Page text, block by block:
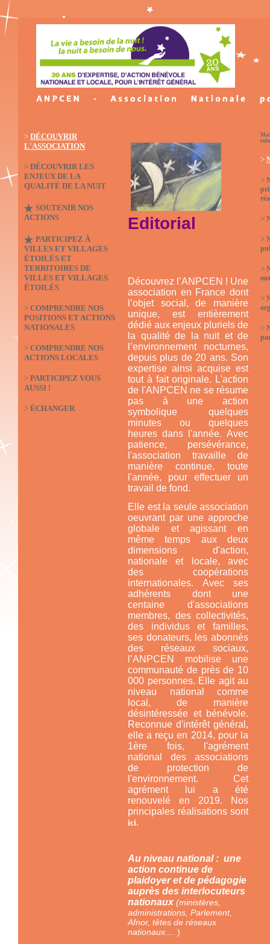
> DÉCOUVRIR
L'ASSOCIATION
> DÉCOUVRIR LES
ENJEUX DE LA
QUALITÉ DE LA NUIT
SOUTENIR NOS
ACTIONS
PARTICIPEZ À
VILLES ET VILLAGES
ÉTOILÉS ET
TERRITOIRES DE
VILLES ET VILLAGES
ÉTOILÉS
> COMPRENDRE NOS
POSITIONS ET ACTIONS
NATIONALES
> COMPRENDRE NOS
ACTIONS LOCALES
> PARTICIPEZ VOUS
AUSSI !
> ÉCHANGER
Editorial
Découvrez l’ANPCEN ! Une
association en France dont
l’objet social, de manière
unique, est entièrement
dédié aux enjeux pluriels de
la qualité de la nuit et de
l’environnement nocturnes,
depuis plus de 20 ans. Son
expertise ainsi acquise est
tout à fait originale. L'action
de l'ANPCEN ne se résume
pas à une action
symbolique quelques
minutes ou quelques
heures dans l'année. Avec
patience, persévérance,
l'association travaille de
manière continue, toute
l'année, pour effectuer un
travail de fond.
Elle est la seule association
oeuvrant par une approche
globale et agissant en
même temps aux deux
dimensions d'action,
nationale et locale, avec
des coopérations
internationales. Avec ses
adhérents dont une
centaine d'associations
membres, des collectivités,
des individus et familles,
ses donateurs, les abonnés
des réseaux sociaux,
l’ANPCEN mobilise une
communauté de près de 10
000 personnes. Elle agit au
niveau national comme
local, de manière
désintéressée et bénévole.
Reconnue d'intérêt général,
elle a reçu en 2014, pour la
1ère fois, l'agrément
national des associations
de protection de
l'environnement. Cet
agrément lui a été
renouvelé en 2019. Nos
principales réalisations sont
ici.
Au niveau national : une
action continue de
plaidoyer et de pédagogie
auprès des interlocuteurs
nationaux (ministères,
administrations, Parlement,
Afnor, têtes de réseaux
nationaux....
)
>
>
>
>
>
>
>